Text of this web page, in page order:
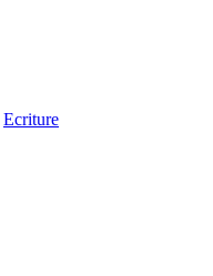
Ecriture